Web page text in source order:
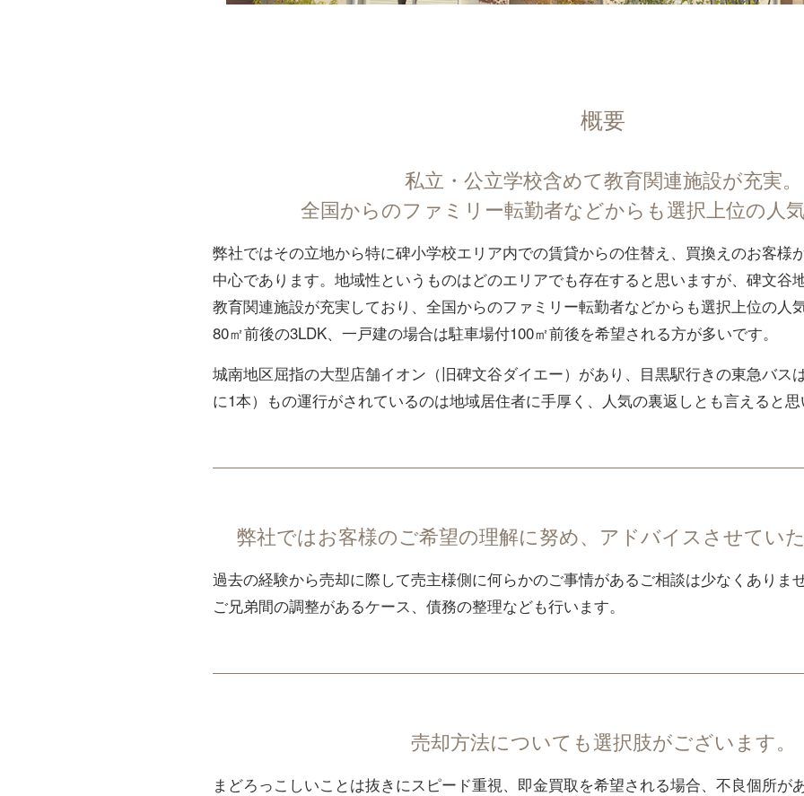
概要
私立・公立学校含めて教育関連施設が充実。
全国からのファミリー転勤者などからも選択上位の人
弊社ではその立地から特に碑小学校エリア内での賃貸からの住替え、買換えのお客様
中心であります。地域性というものはどのエリアでも存在すると思いますが、碑文谷
教育関連施設が充実しており、全国からのファミリー転勤者などからも選択上位の人
80㎡前後の3LDK、一戸建の場合は駐車場付100㎡前後を希望される方が多いです。
城南地区屈指の大型店舗イオン（旧碑文谷ダイエー）があり、目黒駅行きの東急バス
に1本）もの運行がされているのは地域居住者に手厚く、人気の裏返しとも言えると
弊社ではお客様のご希望の理解に努め、アドバイスさせてい
過去の経験から売却に際して売主様側に何らかのご事情があるご相談は少なくありま
ご兄弟間の調整があるケース、債務の整理なども行います。
売却方法についても選択肢がございます。
まどろっこしいことは抜きにスピード重視、即金買取を希望される場合、不良個所が